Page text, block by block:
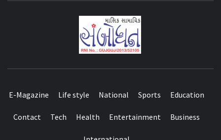
E-Magazine Life style National Sports Education
Contact Tech Health Entertainment Business